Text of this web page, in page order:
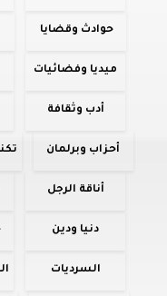
حوادث وقضايا
ميديا وفضائيات
أدب وثقافة
أحزاب وبرلمان
أناقة الرجل
دنيا ودين
السرديات